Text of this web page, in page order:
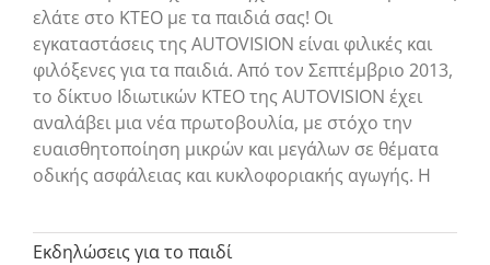
ελάτε στο ΚΤΕΟ με τα παιδιά σας! Οι
εγκαταστάσεις της AUTOVISION είναι φιλικές και
φιλόξενες για τα παιδιά. Από τον Σεπτέμβριο 2013,
το δίκτυο Ιδιωτικών ΚΤΕΟ της AUTOVISION έχει
αναλάβει μια νέα πρωτοβουλία, με στόχο την
ευαισθητοποίηση μικρών και μεγάλων σε θέματα
οδικής ασφάλειας και κυκλοφοριακής αγωγής. Η
Εκδηλώσεις για το παιδί